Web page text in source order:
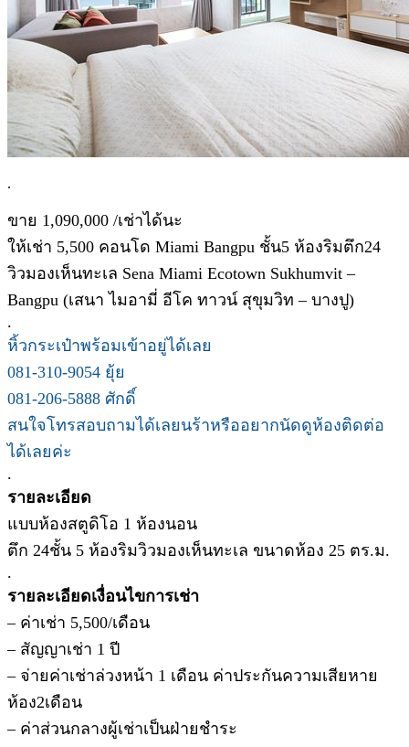
.
ขาย 1,090,000 /เช่าได้นะ
ให้เช่า 5,500 คอนโด Miami Bangpu ชั้น5 ห้องริมตึก24
วิวมองเห็นทะเล Sena Miami Ecotown Sukhumvit –
Bangpu (เสนา ไมอามี่ อีโค ทาวน์ สุขุมวิท – บางปู)
.
หิ้วกระเป๋าพร้อมเข้าอยู่ได้เลย
081-310-9054 ยุ้ย
081-206-5888 ศักดิ์
สนใจโทรสอบถามได้เลยนร้าหรืออยากนัดดูห้องติดต่อ
ได้เลยค่ะ
.
รายละเอียด
แบบห้องสตูดิโอ 1 ห้องนอน
ตึก 24ชั้น 5 ห้องริมวิวมองเห็นทะเล ขนาดห้อง 25 ตร.ม.
.
รายละเอียดเงื่อนไขการเช่า
– ค่าเช่า 5,500/เดือน
– สัญญาเช่า 1 ปี
– จ่ายค่าเช่าล่วงหน้า 1 เดือน ค่าประกันความเสียหาย
ห้อง2เดือน
– ค่าส่วนกลางผู้เช่าเป็นฝ่ายชำระ